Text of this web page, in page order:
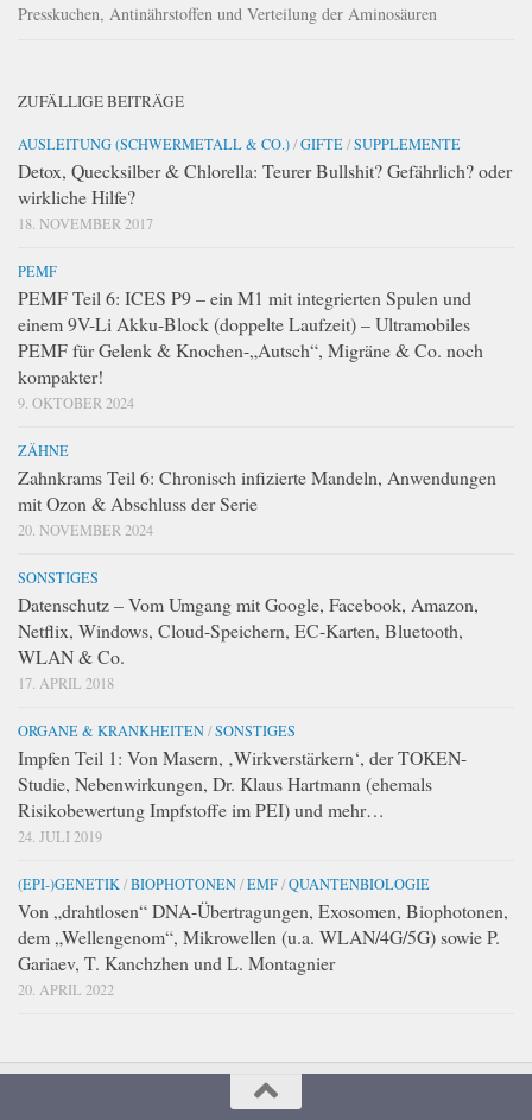
Presskuchen, Antinährstoffen und Verteilung der Aminosäuren
ZUFÄLLIGE BEITRÄGE
AUSLEITUNG (SCHWERMETALL & CO.)/GIFTE/SUPPLEMENTE
Detox, Quecksilber & Chlorella: Teurer Bullshit? Gefährlich? oder
wirkliche Hilfe?
18. NOVEMBER 2017
PEMF
PEMF Teil 6: ICES P9 – ein M1 mit integrierten Spulen und
einem 9V-Li Akku-Block (doppelte Laufzeit) – Ultramobiles
PEMF für Gelenk & Knochen-„Autsch“, Migräne & Co. noch
kompakter!
9. OKTOBER 2024
ZÄHNE
Zahnkrams Teil 6: Chronisch infizierte Mandeln, Anwendungen
mit Ozon & Abschluss der Serie
20. NOVEMBER 2024
SONSTIGES
Datenschutz – Vom Umgang mit Google, Facebook, Amazon,
Netflix, Windows, Cloud-Speichern, EC-Karten, Bluetooth,
WLAN & Co.
17. APRIL 2018
ORGANE & KRANKHEITEN/SONSTIGES
Impfen Teil 1: Von Masern, ‚Wirkverstärkern‘, der TOKEN-
Studie, Nebenwirkungen, Dr. Klaus Hartmann (ehemals
Risikobewertung Impfstoffe im PEI) und mehr…
24. JULI 2019
(EPI-)GENETIK /BIOPHOTONEN/EMF/QUANTENBIOLOGIE
Von „drahtlosen“ DNA-Übertragungen, Exosomen, Biophotonen,
dem „Wellengenom“, Mikrowellen (u.a. WLAN/4G/5G) sowie P.
Gariaev, T. Kanchzhen und L. Montagnier
20. APRIL 2022